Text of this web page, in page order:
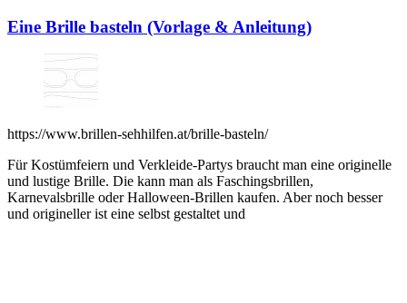
Eine Brille basteln (Vorlage & Anleitung)
https://www.brillen-sehhilfen.at/brille-basteln/
Für Kostümfeiern und Verkleide-Partys braucht man eine originelle
und lustige Brille. Die kann man als Faschingsbrillen,
Karnevalsbrille oder Halloween-Brillen kaufen. Aber noch besser
und origineller ist eine selbst gestaltet und